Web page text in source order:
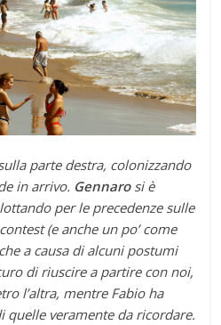
parte destra, colonizzando
in arrivo. Gennarosi è
per le precedenze sulle
(e anche un po’ come
a causa di alcuni postumi
di riuscire a partire con noi,
l’altra, mentre Fabio ha
quelle veramente da ricordare.